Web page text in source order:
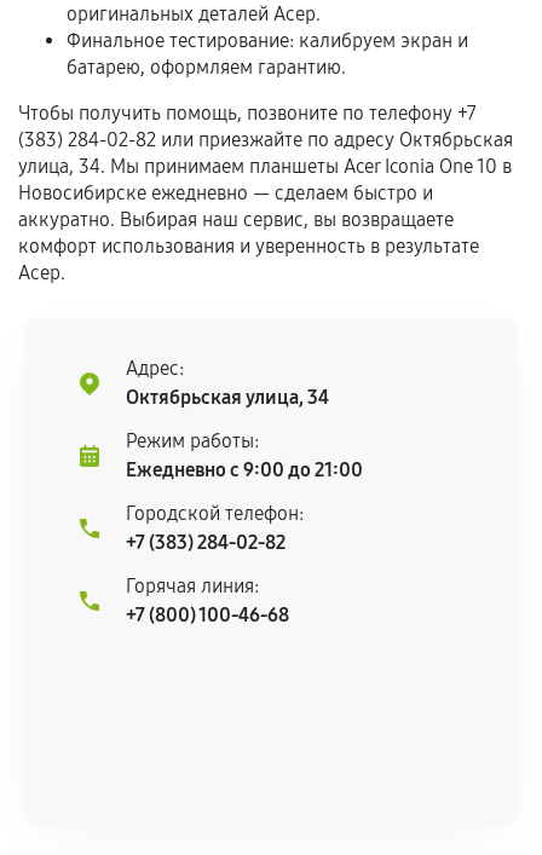
Если комплектующие куплены
самостоятельно
Гарантия на выполненные работы может
сохраняться полностью или частично, если
соблюдены следующие условия:
Предоставленные детали подходят по
техническим параметрам и не имеют внешних
дефектов.
остается на стороне производителя или
продавца. За качество сторонних деталей
сервисный центр ответственности не несет.
оригинальных деталей Асер.
Финальное тестирование: калибруем экран и
батарею, оформляем гарантию.
Чтобы получить помощь, позвоните по телефону +7
(383) 284-02-82 или приезжайте по адресу Октябрьская
улица, 34. Мы принимаем планшеты Acer Iconia One 10 в
Новосибирске ежедневно — сделаем быстро и
аккуратно. Выбирая наш сервис, вы возвращаете
комфорт использования и уверенность в результате
Асер.
Адрес:
Октябрьская улица, 34
Режим работы:
Ежедневно с 9:00 до 21:00
Городской телефон:
+7 (383) 284-02-82
Горячая линия:
+7 (800) 100-46-68